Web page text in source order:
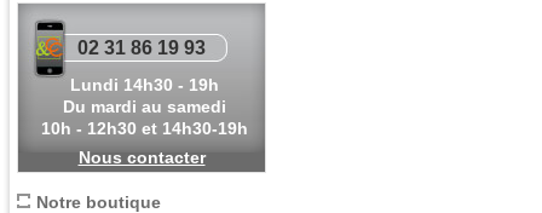
02 31 86 19 93
Lundi 14h30 - 19h
Du mardi au samedi
10h - 12h30 et 14h30-19h
Nous contacter
Notre boutique